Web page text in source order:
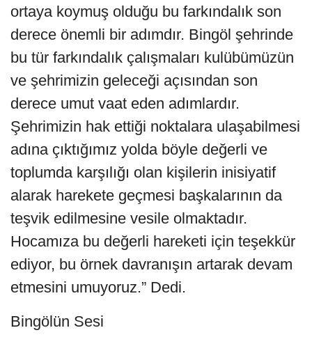
ortaya koymuş olduğu bu farkındalık son
derece önemli bir adımdır. Bingöl şehrinde
bu tür farkındalık çalışmaları kulübümüzün
ve şehrimizin geleceği açısından son
derece umut vaat eden adımlardır.
Şehrimizin hak ettiği noktalara ulaşabilmesi
adına çıktığımız yolda böyle değerli ve
toplumda karşılığı olan kişilerin inisiyatif
alarak harekete geçmesi başkalarının da
teşvik edilmesine vesile olmaktadır.
Hocamıza bu değerli hareketi için teşekkür
ediyor, bu örnek davranışın artarak devam
etmesini umuyoruz.” Dedi.
Bingölün Sesi